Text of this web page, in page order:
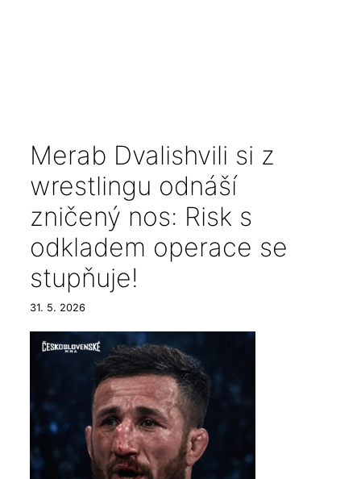
Merab Dvalishvili si z
wrestlingu odnáší
zničený nos: Risk s
odkladem operace se
stupňuje!
31. 5. 2026